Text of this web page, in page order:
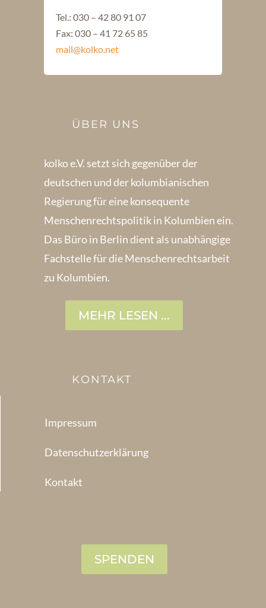
Tel.: 030 – 42 80 91 07
Fax: 030 – 41 72 65 85
mail@kolko.net
ÜBER UNS
kolko e.V. setzt sich gegenüber der
deutschen und der kolumbianischen
Regierung für eine konsequente
Menschenrechts­politik in Kolum­bien ein.
Das Büro in Berlin dient als unabhängige
Fachstelle für die Menschen­rechtsarbeit
zu Kolumbien.
MEHR LESEN ...
KONTAKT
Impressum
Datenschutzerklärung
Kontakt
SPENDEN